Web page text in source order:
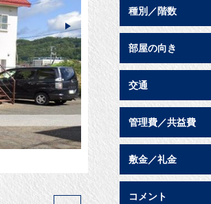
種別／階数
部屋の向き
交通
管理費／共益費
敷金／礼金
コメント